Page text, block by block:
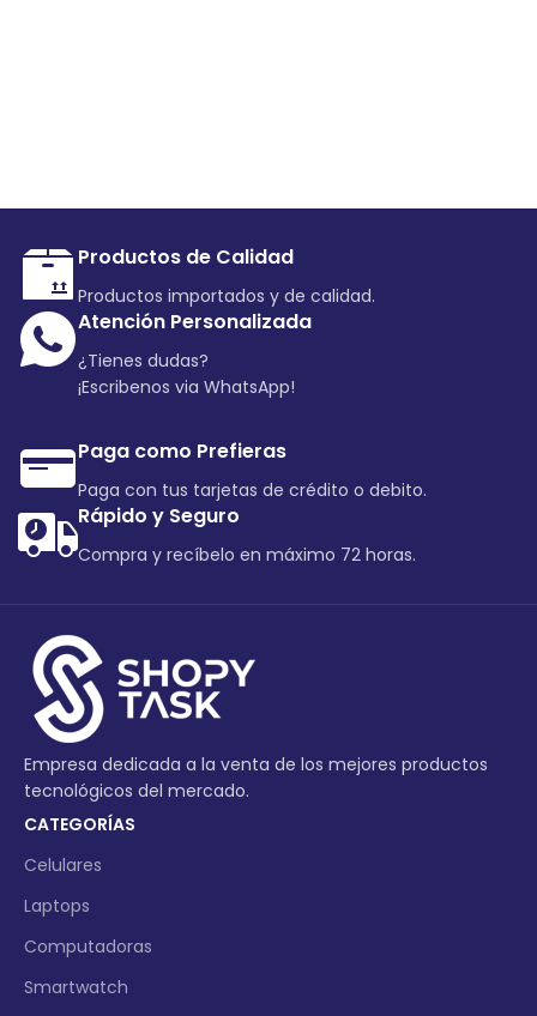
Productos de Calidad
Productos importados y de calidad.
Atención Personalizada
¿Tienes dudas?
¡Escribenos via WhatsApp!
Paga como Prefieras
Paga con tus tarjetas de crédito o debito.
Rápido y Seguro
Compra y recíbelo en máximo 72 horas.
Empresa dedicada a la venta de los mejores productos
tecnológicos del mercado.
CATEGORÍAS
Celulares
Laptops
Computadoras
Smartwatch